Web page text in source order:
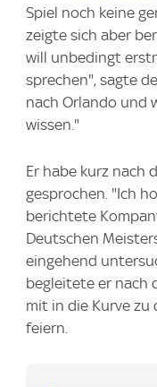
Spiel noch keine
zeigte sich aber
will unbedingt
sprechen", sagte
nach Orlando und
wissen."
Er habe kurz nach
gesprochen. "Ich
berichtete
Deutschen
eingehend
begleitete er nach
mit in die Kurve zu
feiern.